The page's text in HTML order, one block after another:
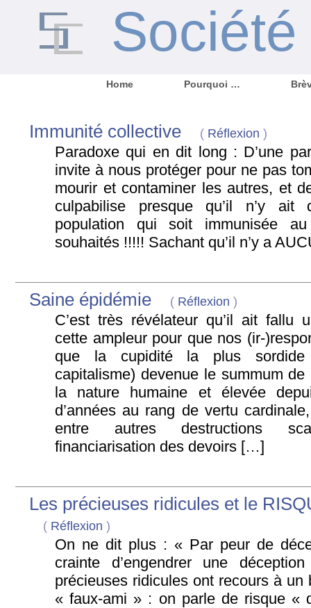
Home Pourquoi …
Immunité collective ( Réflexion )
Paradoxe qui en dit long : D’une
invite à nous protéger pour ne pas
mourir et contaminer les autres, et
culpabilise presque qu’il n’y
population qui soit immunisée
souhaités !!!!! Sachant qu’il n’y a
Saine épidémie ( Réflexion )
C’est très révélateur qu’il ait fallu
cette ampleur pour que nos (ir-
que la cupidité la plus sordide
capitalisme) devenue le summum
la nature humaine et élevée
d’années au rang de vertu
entre autres destructions
financiarisation des devoirs […]
Les précieuses ridicules et le
( Réflexion )
On ne dit plus : « Par peur de
crainte d’engendrer une
précieuses ridicules ont recours à un
« faux-ami » : on parle de risque «